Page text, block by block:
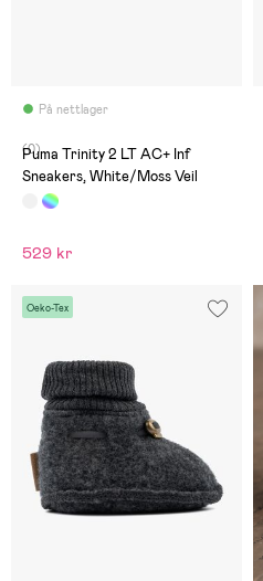
På nettlager
(0)
Puma Trinity 2 LT AC+ Inf
Sneakers, White/Moss Veil
529 kr
Oeko-Tex